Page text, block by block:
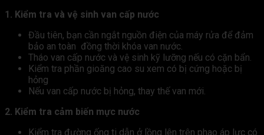
1. Kiểm tra và vệ sinh van cấp nước
Đầu tiên, bạn cần ngắt nguồn điện của máy rửa để đảm
bảo an toàn đồng thời khóa van nước.
Tháo van cấp nước và vệ sinh kỹ lưỡng nếu có cặn bẩn.
Kiểm tra phần gioăng cao su xem có bị cứng hoặc bị
hỏng
Nếu van cấp nước bị hỏng, thay thế van mới.
2. Kiểm tra cảm biến mực nước
Kiểm tra đường ống ti dẫn ở lồng lên trên phao áp lực có